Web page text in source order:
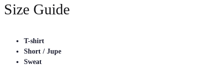
Size Guide
T-shirt
Short / Jupe
Sweat